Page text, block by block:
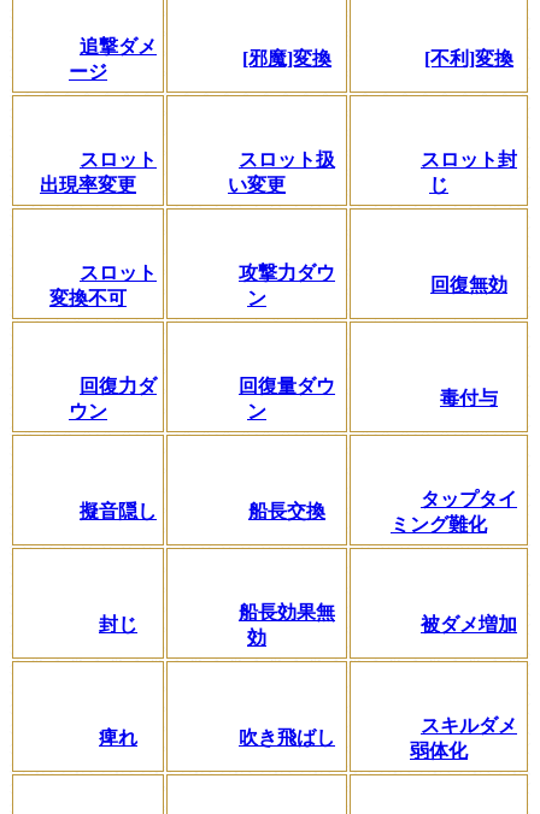
追撃ダメ
ージ
[邪魔]変換 [不利]変換
スロット
出現率変更
スロット扱
い変更
スロット封
じ
スロット
変換不可
攻撃力ダウ
ン
回復無効
回復力ダ
ウン
回復量ダウ
ン
毒付与
擬音隠し 船長交換
タップタイ
ミング難化
封じ
船長効果無
効
被ダメ増加
痺れ 吹き飛ばし
スキルダメ
弱体化